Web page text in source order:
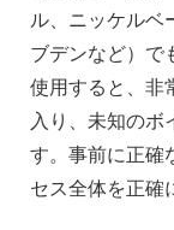
ル、ニッケルベ
ブデンなど）で
使用すると、非
入り、未知のボ
す。事前に正確
セス全体を正確